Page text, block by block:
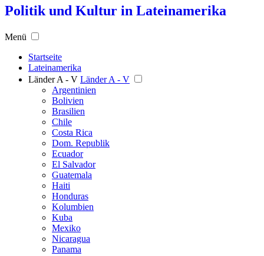
Politik und Kultur in Lateinamerika
Menü
Startseite
Lateinamerika
Länder A - V Länder A - V
Argentinien
Bolivien
Brasilien
Chile
Costa Rica
Dom. Republik
Ecuador
El Salvador
Guatemala
Haiti
Honduras
Kolumbien
Kuba
Mexiko
Nicaragua
Panama